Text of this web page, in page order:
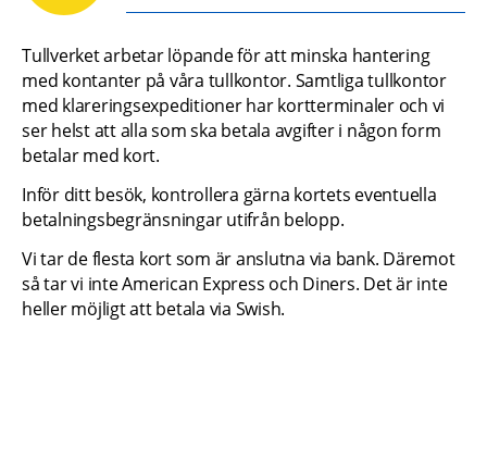
Tullverket arbetar löpande för att minska hantering
med kontanter på våra tullkontor. Samtliga tullkontor
med klareringsexpeditioner har kortterminaler och vi
ser helst att alla som ska betala avgifter i någon form
betalar med kort.
Inför ditt besök, kontrollera gärna kortets eventuella
betalningsbegränsningar utifrån belopp.
Vi tar de flesta kort som är anslutna via bank. Däremot
så tar vi inte American Express och Diners. Det är inte
heller möjligt att betala via Swish.